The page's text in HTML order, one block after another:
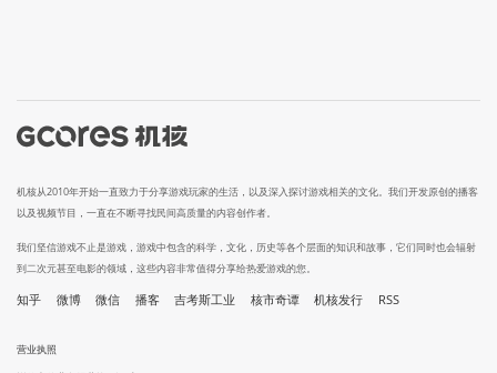
机核从2010年开始一直致力于分享游戏玩家的生活，以及深入探讨游戏相关的文化。我们开发原创的播客
以及视频节目，一直在不断寻找民间高质量的内容创作者。
我们坚信游戏不止是游戏，游戏中包含的科学，文化，历史等各个层面的知识和故事，它们同时也会辐射
到二次元甚至电影的领域，这些内容非常值得分享给热爱游戏的您。
知乎 微博 微信 播客 吉考斯工业 核市奇谭 机核发行 RSS
营业执照